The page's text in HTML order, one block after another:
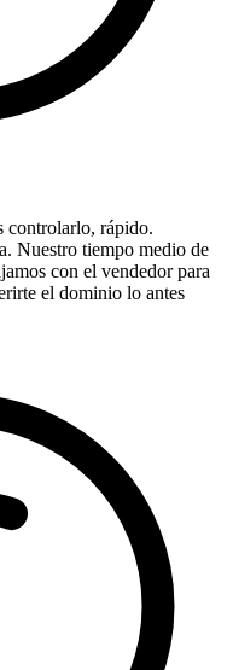
controlarlo, rápido.
Nuestro tiempo medio de
con el vendedor para
el dominio lo antes